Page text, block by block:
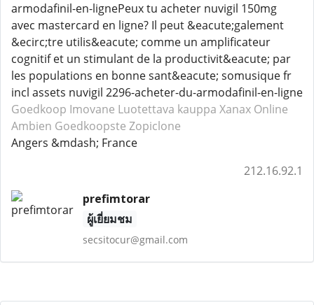
armodafinil-en-lignePeux tu acheter nuvigil 150mg
avec mastercard en ligne? Il peut &eacute;galement
&ecirc;tre utilis&eacute; comme un amplificateur
cognitif et un stimulant de la productivit&eacute; par
les populations en bonne sant&eacute; somusique fr
incl assets nuvigil 2296-acheter-du-armodafinil-en-ligne
Goedkoop Imovane Luotettava kauppa Xanax Online
Ambien Goedkoopste Zopiclone
Angers &mdash; France
212.16.92.1
prefimtorar
ผู้เยี่ยมชม
secsitocur@gmail.com